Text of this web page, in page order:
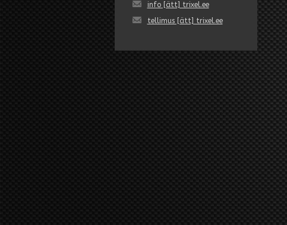
info [ätt] trixel.ee
tellimus [ätt] trixel.ee